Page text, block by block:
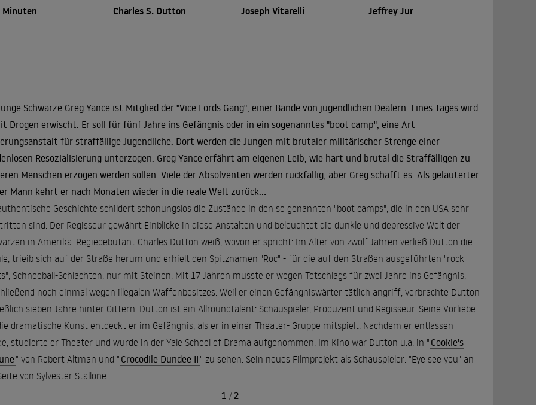
Minuten Charles S. Dutton Joseph Vitarelli Jeffrey Jur
Schwarze Greg Yance ist Mitglied der "Vice Lords Gang", einer Bande von jugendlichen Dealern. Eines Tages wird
Drogen erwischt. Er soll für fünf Jahre ins Gefängnis oder in ein sogenanntes "boot camp", eine Art
für straffällige Jugendliche. Dort werden die Jungen mit brutaler militärischer Strenge einer
Resozialisierung unterzogen. Greg Yance erfährt am eigenen Leib, wie hart und brutal die Straffälligen zu
Menschen erzogen werden sollen. Viele der Absolventen werden rückfällig, aber Greg schafft es. Als geläuterter
Mann kehrt er nach Monaten wieder in die reale Welt zurück...
Geschichte schildert schonungslos die Zustände in den so genannten "boot camps", die in den USA sehr
sind. Der Regisseur gewährt Einblicke in diese Anstalten und beleuchtet die dunkle und depressive Welt der
in Amerika. Regiedebütant Charles Dutton weiß, wovon er spricht: Im Alter von zwölf Jahren verließ Dutton die
trieib sich auf der Straße herum und erhielt den Spitznamen "Roc" - für die auf den Straßen ausgeführten "rock
Schneeball-Schlachten, nur mit Steinen. Mit 17 Jahren musste er wegen Totschlags für zwei Jahre ins Gefängnis,
noch einmal wegen illegalen Waffenbesitzes. Weil er einen Gefängniswärter tätlich angriff, verbrachte Dutton
sieben Jahre hinter Gittern. Dutton ist ein Allroundtalent: Schauspieler, Produzent und Regisseur. Seine Vorliebe
dramatische Kunst entdeckt er im Gefängnis, als er in einer Theater- Gruppe mitspielt. Nachdem er entlassen
studierte er Theater und wurde in der Yale School of Drama aufgenommen. Im Kino war Dutton u.a. in "Cookie's
" von Robert Altman und " Crocodile Dundee II " zu sehen. Sein neues Filmprojekt als Schauspieler: "Eye see you" an
von Sylvester Stallone.
1 / 2